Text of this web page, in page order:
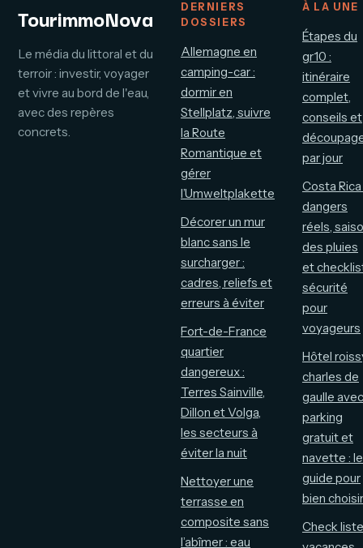
TourimmoNova
Le média du littoral et du
terroir : investir, voyager
et vivre au bord de l'eau,
avec des repères
concrets.
DERNIERS
DOSSIERS
Allemagne en
camping-car :
dormir en
Stellplatz, suivre
la Route
Romantique et
gérer
l’Umweltplakette
Décorer un mur
blanc sans le
surcharger :
cadres, reliefs et
erreurs à éviter
Fort-de-France
quartier
dangereux :
Terres Sainville,
Dillon et Volga,
les secteurs à
éviter la nuit
Nettoyer une
terrasse en
composite sans
l’abîmer : eau
À LA UNE
Étapes du
gr10 :
itinéraire
complet,
conseils et
par jour
Costa Rica
dangers
réels,
des pluies
et
sécurité
pour
voyageurs
Hôtel
charles de
gaulle avec
parking
gratuit et
navette : le
guide pour
bien choisir
Check liste